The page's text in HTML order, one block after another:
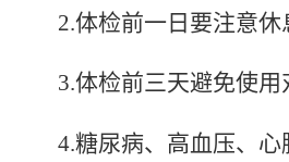
2.体检前一日要注意
3.体检前三天避免使
4.糖尿病、高血压、